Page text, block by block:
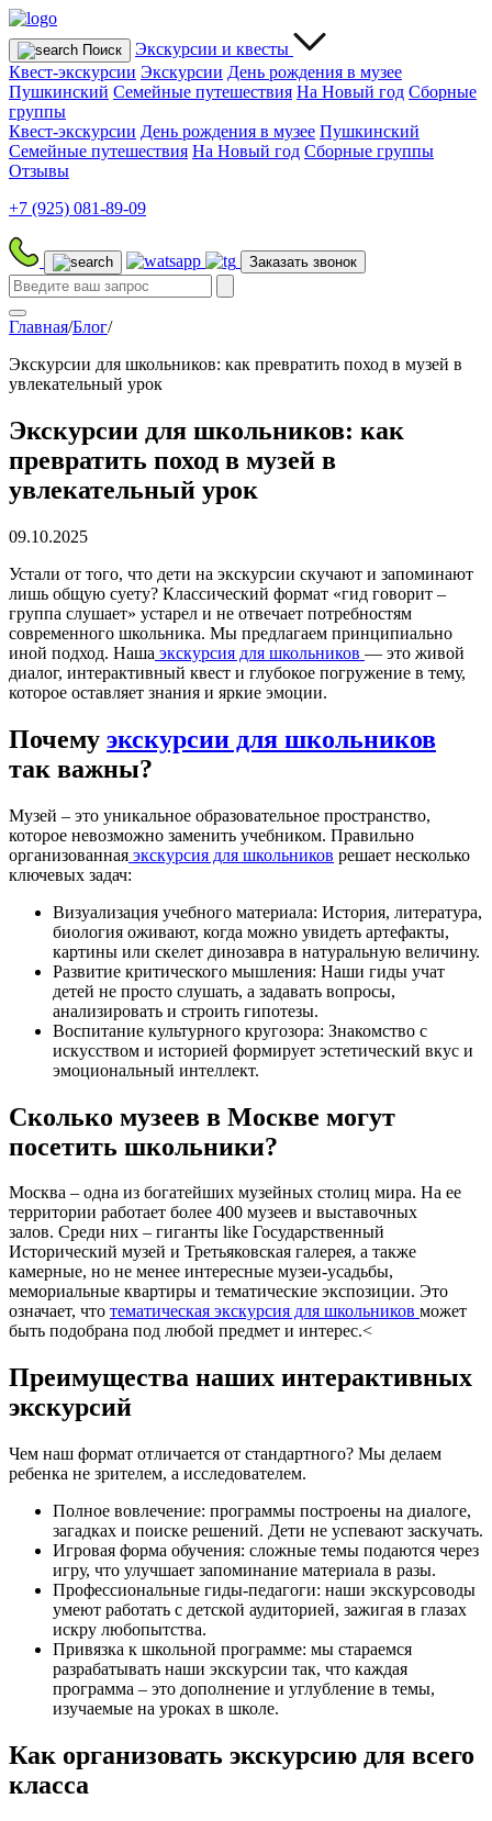
Поиск Экскурсии и квесты
Квест-экскурсии Экскурсии День рождения в музее
Пушкинский Семейные путешествия На Новый год Сборные
группы
Квест-экскурсии День рождения в музее Пушкинский
Семейные путешествия На Новый год Сборные группы
Отзывы
+7 (925) 081-89-09
Заказать звонок
Главная/Блог/
Экскурсии для школьников: как превратить поход в музей в
увлекательный урок
Экскурсии для школьников: как
превратить поход в музей в
увлекательный урок
09.10.2025
Устали от того, что дети на экскурсии скучают и запоминают
лишь общую суету? Классический формат «гид говорит –
группа слушает» устарел и не отвечает потребностям
современного школьника. Мы предлагаем принципиально
иной подход. Наша экскурсия для школьников — это живой
диалог, интерактивный квест и глубокое погружение в тему,
которое оставляет знания и яркие эмоции.
Почему экскурсии для школьников
так важны?
Музей – это уникальное образовательное пространство,
которое невозможно заменить учебником. Правильно
организованная экскурсия для школьников решает несколько
ключевых задач:
Визуализация учебного материала: История, литература,
биология оживают, когда можно увидеть артефакты,
картины или скелет динозавра в натуральную величину.
Развитие критического мышления: Наши гиды учат
детей не просто слушать, а задавать вопросы,
анализировать и строить гипотезы.
Воспитание культурного кругозора: Знакомство с
искусством и историей формирует эстетический вкус и
эмоциональный интеллект.
Сколько музеев в Москве могут
посетить школьники?
Москва – одна из богатейших музейных столиц мира. На ее
территории работает более 400 музеев и выставочных
залов. Среди них – гиганты like Государственный
Исторический музей и Третьяковская галерея, а также
камерные, но не менее интересные музеи-усадьбы,
мемориальные квартиры и тематические экспозиции. Это
означает, что тематическая экскурсия для школьников может
быть подобрана под любой предмет и интерес.<
Преимущества наших интерактивных
экскурсий
Чем наш формат отличается от стандартного? Мы делаем
ребенка не зрителем, а исследователем.
Полное вовлечение: программы построены на диалоге,
загадках и поиске решений. Дети не успевают заскучать.
Игровая форма обучения: сложные темы подаются через
игру, что улучшает запоминание материала в разы.
Профессиональные гиды-педагоги: наши экскурсоводы
умеют работать с детской аудиторией, зажигая в глазах
искру любопытства.
Привязка к школьной программе: мы стараемся
разрабатывать наши экскурсии так, что каждая
программа – это дополнение и углубление в темы,
изучаемые на уроках в школе.
Как организовать экскурсию для всего
класса